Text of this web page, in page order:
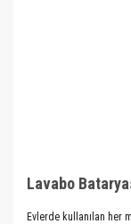
Evlerde kullanılan her